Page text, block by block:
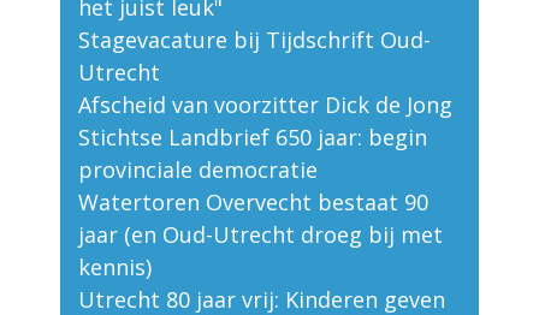
het juist leuk"
Stagevacature bij Tijdschrift Oud-
Utrecht
Afscheid van voorzitter Dick de Jong
Stichtse Landbrief 650 jaar: begin
provinciale democratie
Watertoren Overvecht bestaat 90
jaar (en Oud-Utrecht droeg bij met
kennis)
Utrecht 80 jaar vrij: Kinderen geven